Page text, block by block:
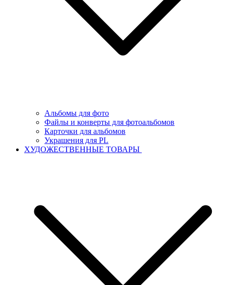
Альбомы для фото
Файлы и конверты для фотоальбомов
Карточки для альбомов
Украшения для PL
ХУДОЖЕСТВЕННЫЕ ТОВАРЫ